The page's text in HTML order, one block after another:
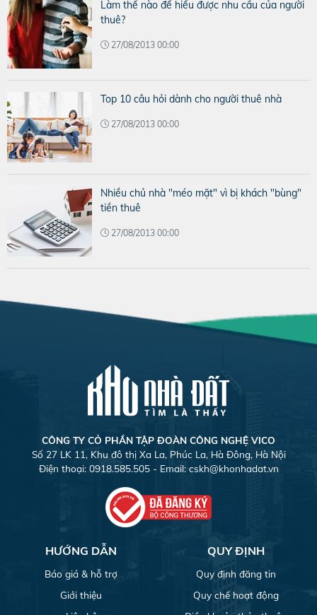
Làm thế nào để hiểu được nhu cầu của người
thuê?
27/08/2013 00:00
Top 10 câu hỏi dành cho người thuê nhà
27/08/2013 00:00
Nhiều chủ nhà "méo mặt" vì bị khách "bùng"
tiền thuê
27/08/2013 00:00
CÔNG TY CỎ PHẦN TẬP ĐOÀN CÔNG NGHỆ VICO
Số 27 LK 11, Khu đô thị Xa La, Phúc La, Hà Đông, Hà Nội
Điện thoại: 0918.585.505 - Email: cskh@khonhadat.vn
HƯỚNG DẪN
Báo giá & hỗ trợ
Giới thiệu
QUY ĐỊNH
Quy định đăng tin
Quy chế hoạt động